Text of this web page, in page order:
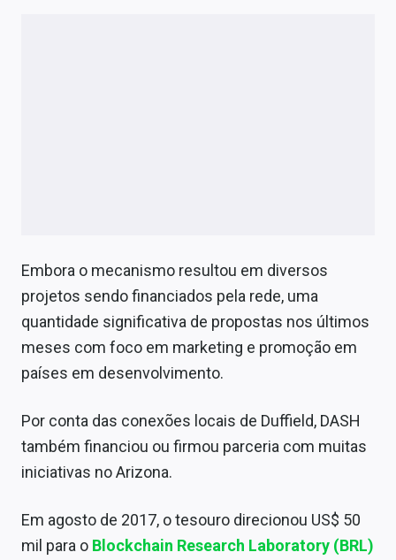
Embora o mecanismo resultou em diversos
projetos sendo financiados pela rede, uma
quantidade significativa de propostas nos últimos
meses com foco em marketing e promoção em
países em desenvolvimento.
Por conta das conexões locais de Duffield, DASH
também financiou ou firmou parceria com muitas
iniciativas no Arizona.
Em agosto de 2017, o tesouro direcionou US$ 50
mil para o Blockchain Research Laboratory (BRL)